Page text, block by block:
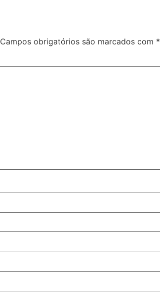
Campos obrigatórios são marcados com *